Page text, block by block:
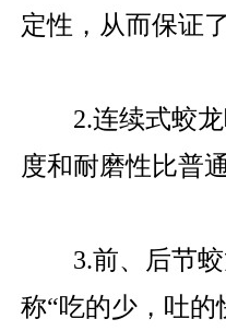
定性，从而保证
2.连续式蛟龙
度和耐磨性比普
3.前、后节蛟
称“吃的少，吐